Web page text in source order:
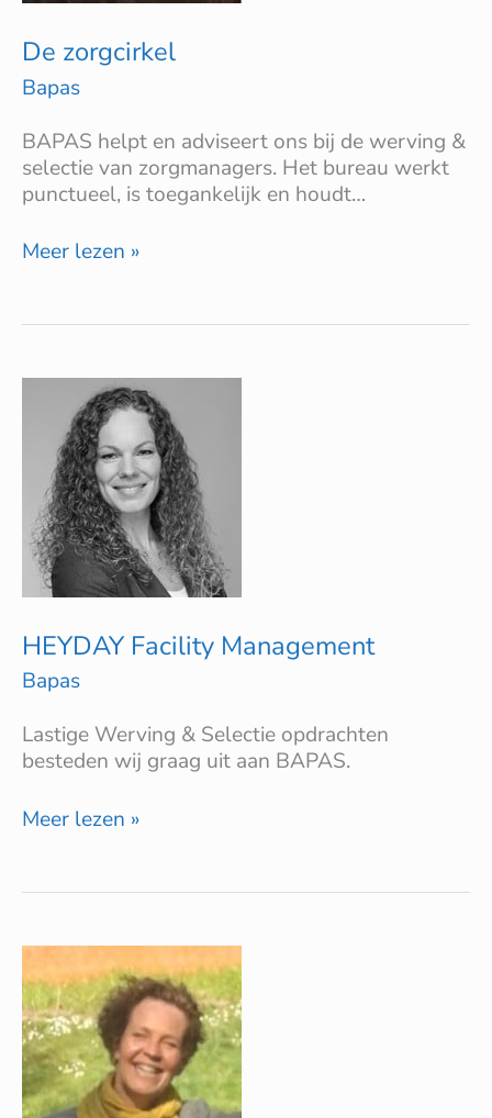
De zorgcirkel
Bapas
BAPAS helpt en adviseert ons bij de werving &
selectie van zorgmanagers. Het bureau werkt
punctueel, is toegankelijk en houdt…
Meer lezen »
HEYDAY Facility Management
Bapas
Lastige Werving & Selectie opdrachten
besteden wij graag uit aan BAPAS.
HEYDAY
Facility
Management
Meer lezen »
Protective
Footwear